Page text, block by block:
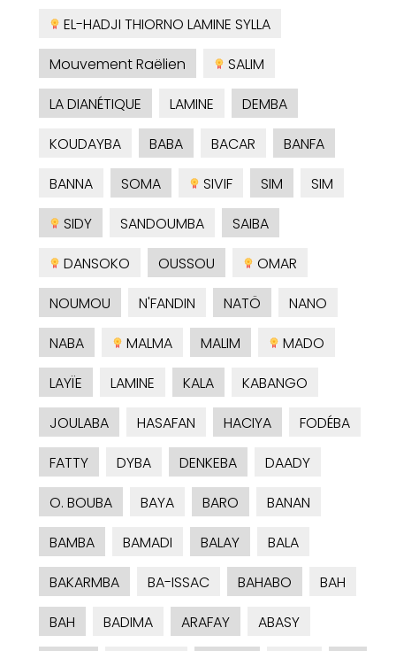
EL-HADJI THIORNO LAMINE SYLLA
Mouvement Raëlien
SALIM
LA DIANÉTIQUE
LAMINE
DEMBA
KOUDAYBA
BABA BACAR
BANFA
BANNA
SOMA SIVIF SIM
SIM
SIDY
SANDOUMBA
SAIBA
DANSOKO
OUSSOU
OMAR
NOUMOU
N'FANDIN NATÖ
NANO
NABA
MALMA MALIM
MADO
LAYÏE
LAMINE KALA
KABANGO
JOULABA
HASAFAN HACIYA
FODÉBA
FATTY
DYBA DENKEBA
DAADY
O. BOUBA
BAYA BARO
BANAN
BAMBA
BAMADI BALAY
BALA
BAKARMBA
BA-ISSAC BAHABO
BAH
BAH
BADIMA ARAFAY
ABASY